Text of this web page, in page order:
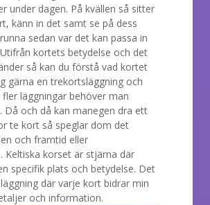
under dagen. På kvällen så sitter
känn in det samt se på dess
sedan var det kan passa in
kortets betydelse och det
så kan du förstå vad kortet
gärna en trekortsläggning och
läggningar behöver man
Då och då kan manegen dra ett
te kort så speglar dom det
och framtid eller
Keltiska korset är stjärna där
specifik plats och betydelse. Det
där varje kort bidrar min
och information.